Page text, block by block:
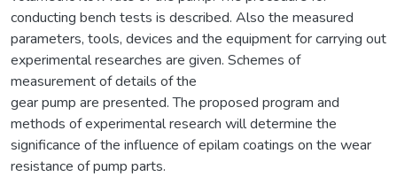
conducting bench tests is described. Also the measured
parameters, tools, devices and the equipment for carrying out
experimental researches are given. Schemes of
measurement of details of the
gear pump are presented. The proposed program and
methods of experimental research will determine the
significance of the influence of epilam coatings on the wear
resistance of pump parts.